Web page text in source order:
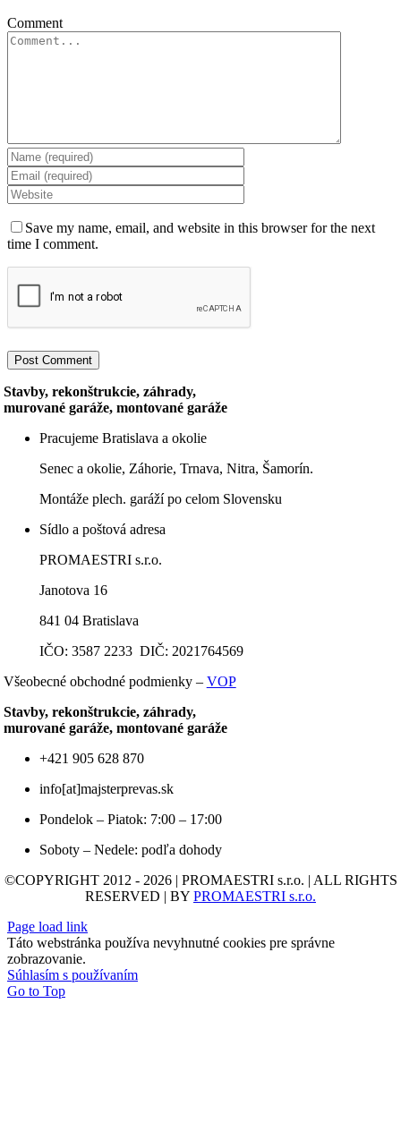
Comment
Save my name, email, and website in this browser for the next
time I comment.
Stavby, rekonštrukcie, záhrady,
murované garáže, montované garáže
Pracujeme Bratislava a okolie
Senec a okolie, Záhorie, Trnava, Nitra, Šamorín.
Montáže plech. garáží po celom Slovensku
Sídlo a poštová adresa
PROMAESTRI s.r.o.
Janotova 16
841 04 Bratislava
IČO: 3587 2233 DIČ: 2021764569
Všeobecné obchodné podmienky – VOP
Stavby, rekonštrukcie, záhrady,
murované garáže, montované garáže
+421 905 628 870
info[at]majsterprevas.sk
Pondelok – Piatok: 7:00 – 17:00
Soboty – Nedele: podľa dohody
©COPYRIGHT 2012 - 2026 | PROMAESTRI s.r.o. | ALL RIGHTS
RESERVED | BY PROMAESTRI s.r.o.
Page load link
Táto webstránka používa nevyhnutné cookies pre správne
zobrazovanie.
Súhlasím s používaním
Go to Top